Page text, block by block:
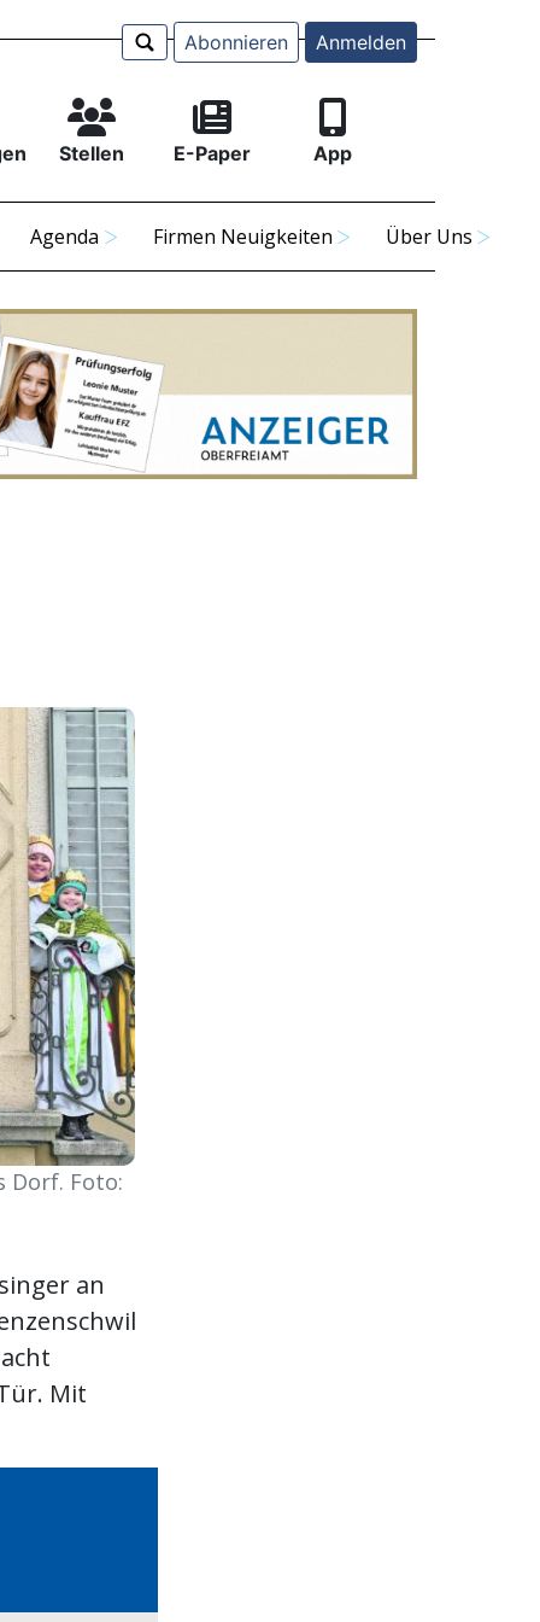
Abonnieren Anmelden
Stellen E-Paper App
Agenda Firmen Neuigkeiten Über Uns
Dorf. Foto:
an
Mit